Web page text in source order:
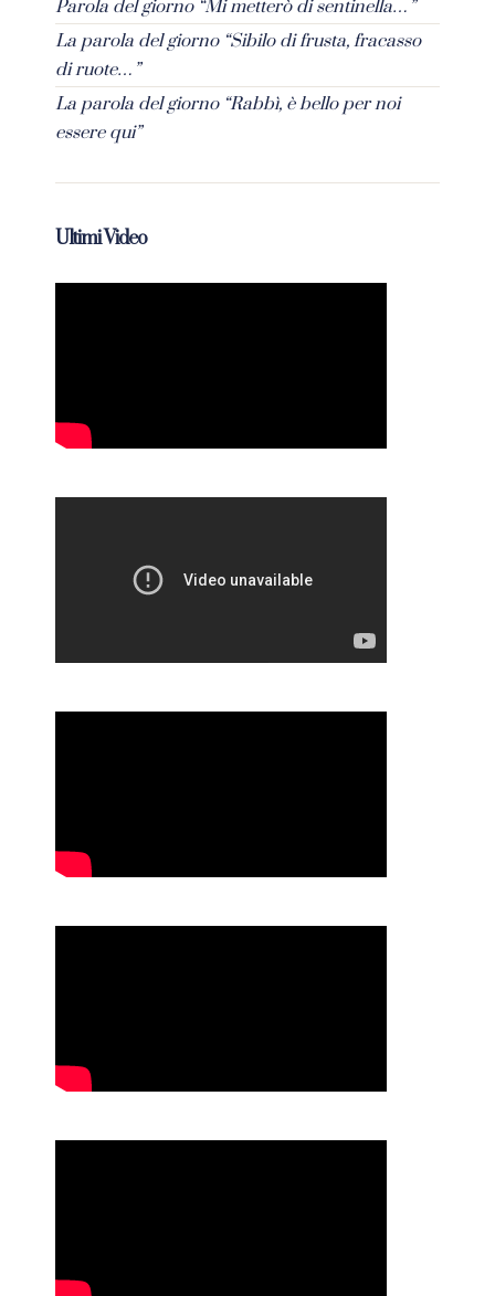
Parola del giorno “Mi metterò di sentinella…”
La parola del giorno “Sibilo di frusta, fracasso
di ruote…”
La parola del giorno “Rabbì, è bello per noi
essere qui”
Ultimi Video